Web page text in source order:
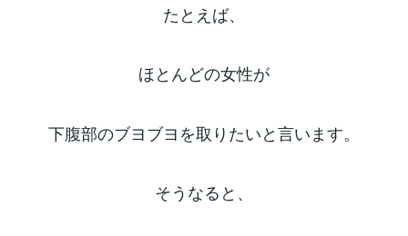
たとえば、
ほとんどの女性が
下腹部のブヨブヨを取りたいと言います。
そうなると、